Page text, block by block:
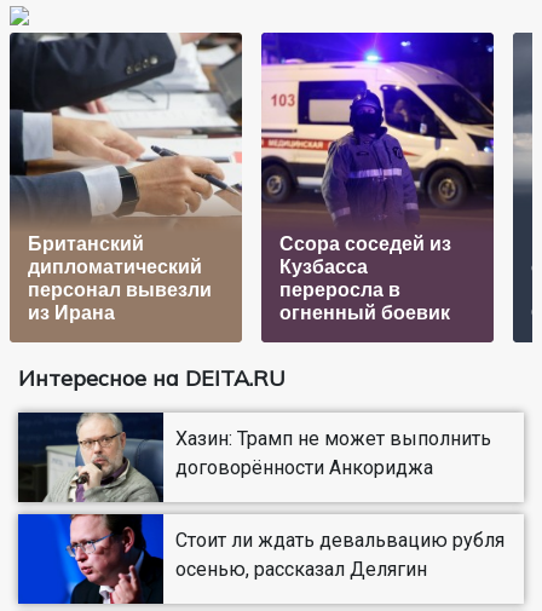
Британский
дипломатический
персонал вывезли
из Ирана
Ссора соседей из
Кузбасса
переросла в
огненный боевик
Интересное на DEITA.RU
Хазин: Трамп не может выполнить
договорённости Анкориджа
Стоит ли ждать девальвацию рубля
осенью, рассказал Делягин